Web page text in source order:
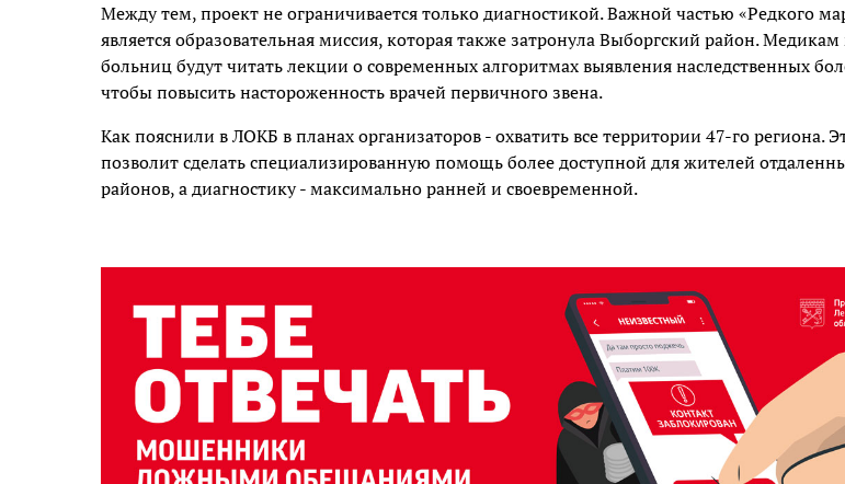
Между тем, проект не ограничивается только диагностикой. Важной частью «Редкого
является образовательная миссия, которая также затронула Выборгский район.
больниц будут читать лекции о современных алгоритмах выявления наследственных
чтобы повысить настороженность врачей первичного звена.
Как пояснили в ЛОКБ в планах организаторов - охватить все территории 47-го региона.
позволит сделать специализированную помощь более доступной для жителей
районов, а диагностику - максимально ранней и своевременной.